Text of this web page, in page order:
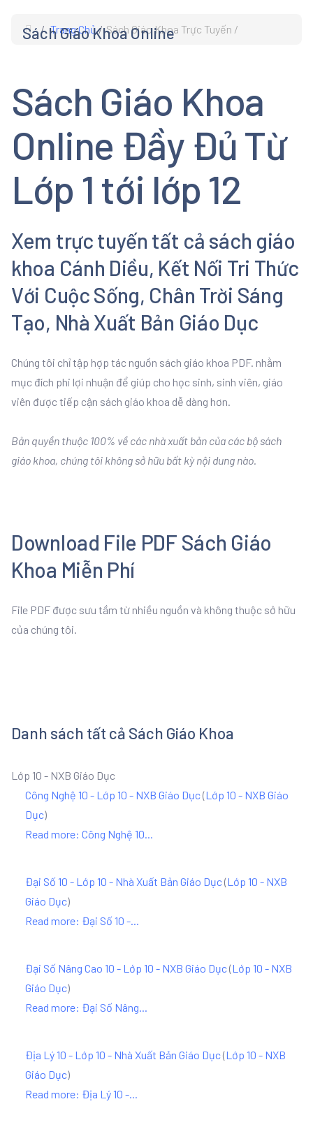
Sách Giáo Khoa Online
Trang Chủ Sách Giáo Khoa Trực Tuyến
Sách Giáo Khoa
Online Đầy Đủ Từ
Lớp 1 tới lớp 12
Xem trực tuyến tất cả sách giáo
khoa Cánh Diều, Kết Nối Tri Thức
Với Cuộc Sống, Chân Trời Sáng
Tạo, Nhà Xuất Bản Giáo Dục
Chúng tôi chỉ tập hợp tác nguồn sách giáo khoa PDF. nhằm
mục đích phi lợi nhuận để giúp cho học sinh, sinh viên, giáo
viên được tiếp cận sách giáo khoa dễ dàng hơn.
Bản quyền thuộc 100% về các nhà xuất bản của các bộ sách
giáo khoa, chúng tôi không sở hữu bất kỳ nội dung nào.
Download File PDF Sách Giáo
Khoa Miễn Phí
File PDF được sưu tầm từ nhiều nguồn và không thuộc sở hữu
của chúng tôi.
Danh sách tất cả Sách Giáo Khoa
Lớp 10 - NXB Giáo Dục
Công Nghệ 10 - Lớp 10 - NXB Giáo Dục(Lớp 10 - NXB Giáo
Dục)
Read more: Công Nghệ 10...
Đại Số 10 - Lớp 10 - Nhà Xuất Bản Giáo Dục(Lớp 10 - NXB
Giáo Dục)
Read more: Đại Số 10 -...
Đại Số Nâng Cao 10 - Lớp 10 - NXB Giáo Dục(Lớp 10 - NXB
Giáo Dục)
Read more: Đại Số Nâng...
Địa Lý 10 - Lớp 10 - Nhà Xuất Bản Giáo Dục(Lớp 10 - NXB
Giáo Dục)
Read more: Địa Lý 10 -...